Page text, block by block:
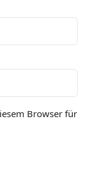
Browser für